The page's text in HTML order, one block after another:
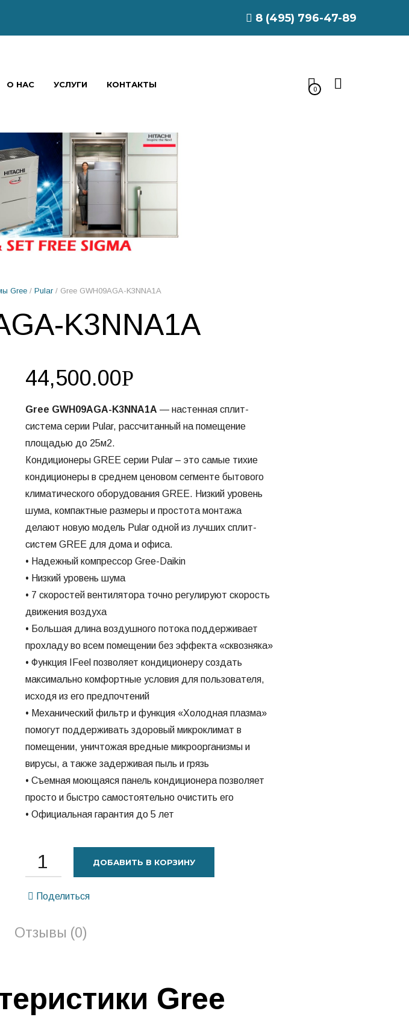
8 (495) 796-47-89
О НАС УСЛУГИ КОНТАКТЫ 0
Gree/ Pular/ Gree GWH09AGA-K3NNA1A
K3NNA1A
44,500.00Р
Gree GWH09AGA-K3NNA1A — настенная сплит-
система серии Pular, рассчитанный на помещение
площадью до 25м2.
Кондиционеры GREE серии Pular – это самые тихие
кондиционеры в среднем ценовом сегменте бытового
климатического оборудования GREE. Низкий уровень
шума, компактные размеры и простота монтажа
делают новую модель Pular одной из лучших сплит-
систем GREE для дома и офиса.
• Надежный компрессор Gree-Daikin
• Низкий уровень шума
• 7 скоростей вентилятора точно регулируют скорость
движения воздуха
• Большая длина воздушного потока поддерживает
прохладу во всем помещении без эффекта «сквозняка»
• Функция IFeel позволяет кондиционеру создать
максимально комфортные условия для пользователя,
исходя из его предпочтений
• Механический фильтр и функция «Холодная плазма»
помогут поддерживать здоровый микроклимат в
помещении, уничтожая вредные микроорганизмы и
вирусы, а также задерживая пыль и грязь
• Съемная моющаяся панель кондиционера позволяет
просто и быстро самостоятельно очистить его
• Официальная гарантия до 5 лет
ДОБАВИТЬ В КОРЗИНУ
Поделиться
Отзывы (0)
Gree